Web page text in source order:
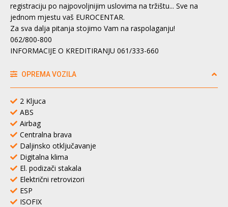
registraciju po najpovoljnijim uslovima na tržištu... Sve na
jednom mjestu vaš EUROCENTAR.
Za sva dalja pitanja stojimo Vam na raspolaganju!
062/800-800
INFORMACIJE O KREDITIRANJU 061/333-660
OPREMA VOZILA
2 Kljuca
ABS
Airbag
Centralna brava
Daljinsko otključavanje
Digitalna klima
El. podizači stakala
Električni retrovizori
ESP
ISOFIX